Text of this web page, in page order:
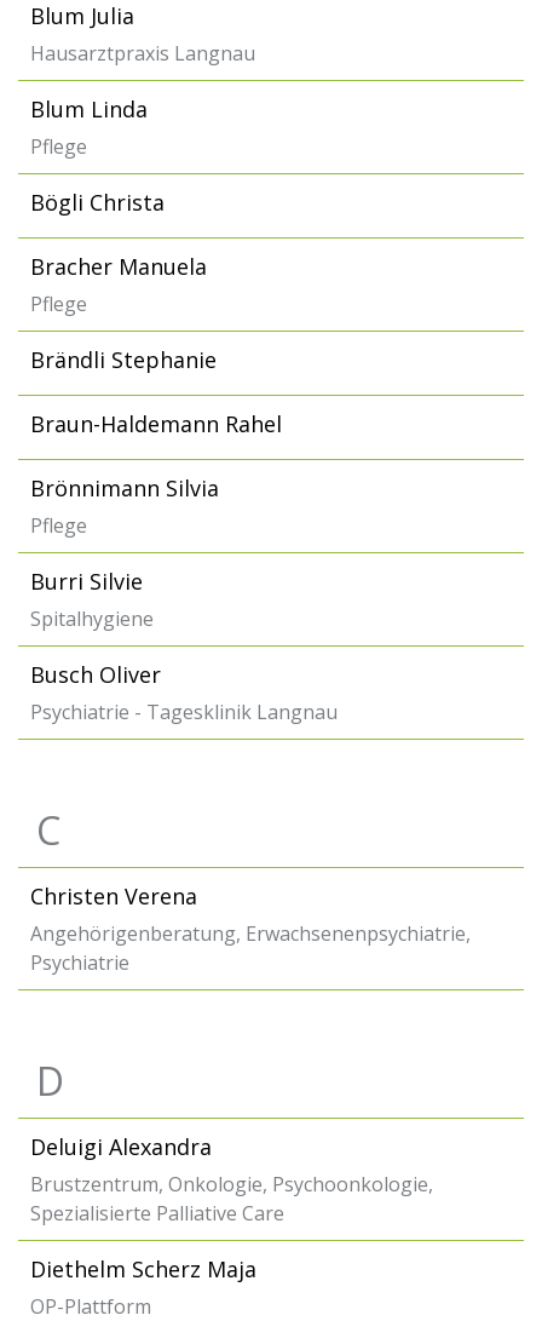
Blum Julia
Hausarztpraxis Langnau
Blum Linda
Pflege
Bögli Christa
Bracher Manuela
Pflege
Brändli Stephanie
Braun-Haldemann Rahel
Brönnimann Silvia
Pflege
Burri Silvie
Spitalhygiene
Busch Oliver
Psychiatrie - Tagesklinik Langnau
C
Christen Verena
Angehörigenberatung, Erwachsenenpsychiatrie,
Psychiatrie
D
Deluigi Alexandra
Brustzentrum, Onkologie, Psychoonkologie,
Spezialisierte Palliative Care
Diethelm Scherz Maja
OP-Plattform